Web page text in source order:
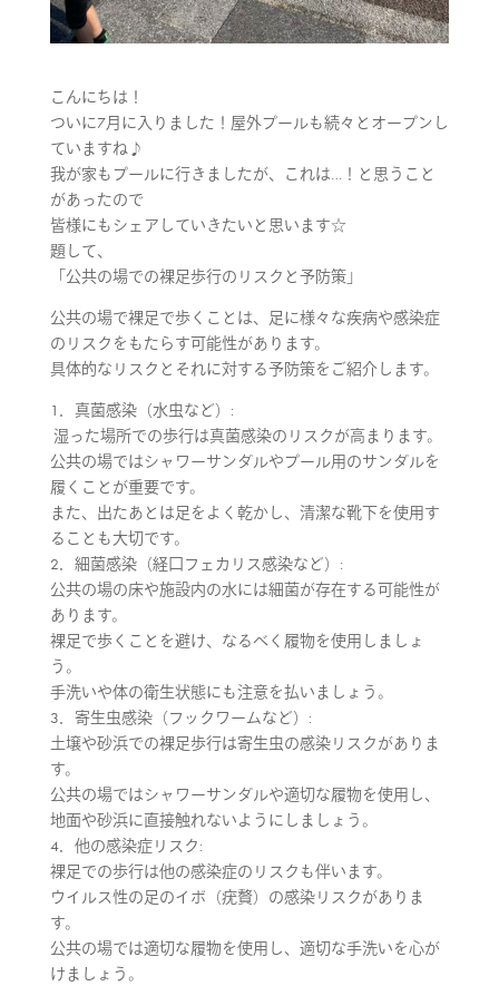
こんにちは！
ついに7月に入りました！屋外プールも続々とオープンし
ていますね♪
我が家もプールに行きましたが、これは…！と思うこと
があったので
皆様にもシェアしていきたいと思います☆
題して、
「公共の場での裸足歩行のリスクと予防策」
公共の場で裸足で歩くことは、足に様々な疾病や感染症
のリスクをもたらす可能性があります。
具体的なリスクとそれに対する予防策をご紹介します。
1．真菌感染（水虫など）:
湿った場所での歩行は真菌感染のリスクが高まります。
公共の場ではシャワーサンダルやプール用のサンダルを
履くことが重要です。
また、出たあとは足をよく乾かし、清潔な靴下を使用す
ることも大切です。
2．細菌感染（経口フェカリス感染など）:
公共の場の床や施設内の水には細菌が存在する可能性が
あります。
裸足で歩くことを避け、なるべく履物を使用しましょ
う。
手洗いや体の衛生状態にも注意を払いましょう。
3．寄生虫感染（フックワームなど）:
土壌や砂浜での裸足歩行は寄生虫の感染リスクがありま
す。
公共の場ではシャワーサンダルや適切な履物を使用し、
地面や砂浜に直接触れないようにしましょう。
4．他の感染症リスク:
裸足での歩行は他の感染症のリスクも伴います。
ウイルス性の足のイボ（疣贅）の感染リスクがありま
す。
公共の場では適切な履物を使用し、適切な手洗いを心が
けましょう。